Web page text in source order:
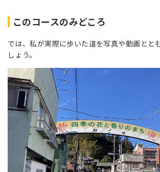
このコースのみどころ
では、私が実際に歩いた道を写真や動画とと
しょう。